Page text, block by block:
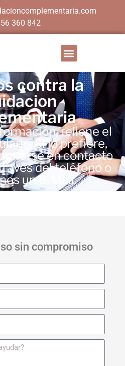
360 842
contra la
rellene el
Si lo prefiere,
en contacto
del teléfono o
un E-Mail.
sin compromiso